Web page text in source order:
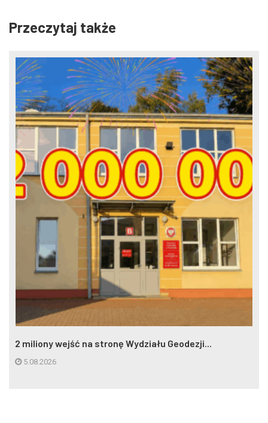
Przeczytaj także
2 miliony wejść na stronę Wydziału Geodezji...
5.08.2026